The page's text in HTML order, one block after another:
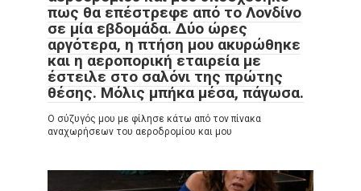
πως θα επέστρεφε από το Λονδίνο
σε μία εβδομάδα. Δύο ώρες
αργότερα, η πτήση μου ακυρώθηκε
και η αεροπορική εταιρεία με
έστειλε στο σαλόνι της πρώτης
θέσης. Μόλις μπήκα μέσα, πάγωσα.
Ο σύζυγός μου με φίλησε κάτω από τον πίνακα
αναχωρήσεων του αεροδρομίου και μου